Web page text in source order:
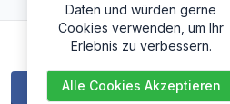
Folge uns
Daten und würden gerne
Cookies verwenden, um Ihr
Erlebnis zu verbessern.
Alle Cookies Akzeptieren